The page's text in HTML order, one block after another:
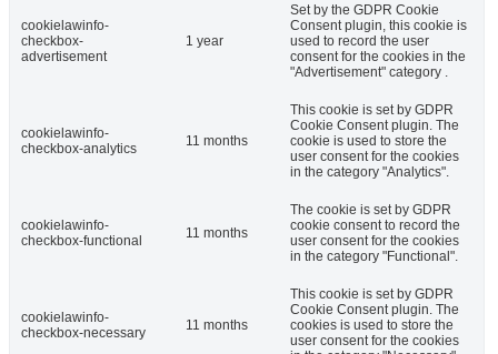
cookielawinfo-
checkbox-
advertisement
1 year
Set by the GDPR Cookie
Consent plugin, this cookie is
used to record the user
consent for the cookies in the
"Advertisement" category .
cookielawinfo-
checkbox-analytics
11 months
This cookie is set by GDPR
Cookie Consent plugin. The
cookie is used to store the
user consent for the cookies
in the category "Analytics".
cookielawinfo-
checkbox-functional
11 months
The cookie is set by GDPR
cookie consent to record the
user consent for the cookies
in the category "Functional".
cookielawinfo-
checkbox-necessary
11 months
This cookie is set by GDPR
Cookie Consent plugin. The
cookies is used to store the
user consent for the cookies